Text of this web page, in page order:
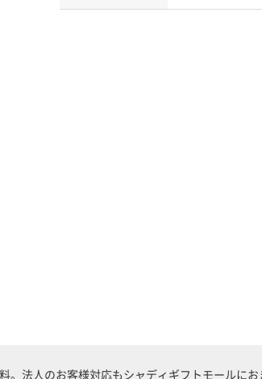
。法人のお客様対応もシャディギフトモールに